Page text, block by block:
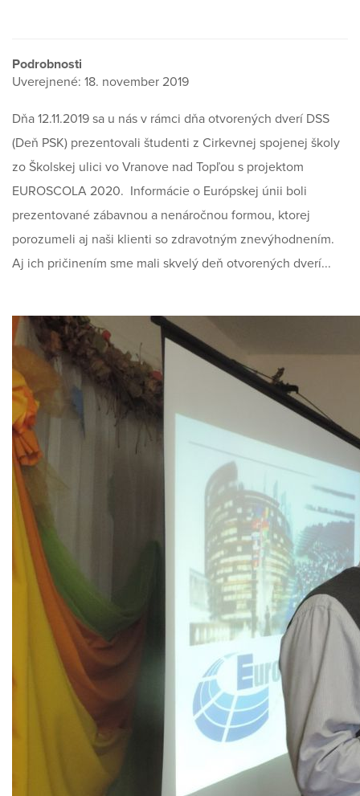
Podrobnosti
Uverejnené: 18. november 2019
Dňa 12.11.2019 sa u nás v rámci dňa otvorených dverí DSS
(Deň PSK) prezentovali študenti z Cirkevnej spojenej školy
zo Školskej ulici vo Vranove nad Topľou s projektom
EUROSCOLA 2020. Informácie o Európskej únii boli
prezentované zábavnou a nenáročnou formou, ktorej
porozumeli aj naši klienti so zdravotným znevýhodnením.
Aj ich pričinením sme mali skvelý deň otvorených dverí...